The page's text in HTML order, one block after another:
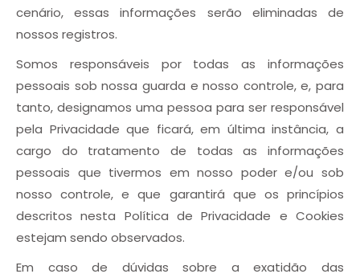
cenário, essas informações serão eliminadas de
nossos registros.
Somos responsáveis por todas as informações
pessoais sob nossa guarda e nosso controle, e, para
tanto, designamos uma pessoa para ser responsável
pela Privacidade que ficará, em última instância, a
cargo do tratamento de todas as informações
pessoais que tivermos em nosso poder e/ou sob
nosso controle, e que garantirá que os princípios
descritos nesta Política de Privacidade e Cookies
estejam sendo observados.
Em caso de dúvidas sobre a exatidão das